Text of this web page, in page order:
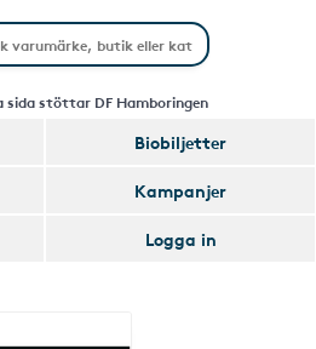
sida stöttar DF Hamboringen
Biobiljetter
Kampanjer
Logga in